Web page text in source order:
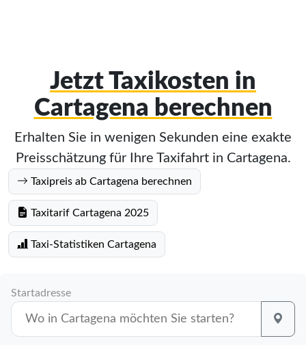
Jetzt Taxikosten in
Cartagena berechnen
Erhalten Sie in wenigen Sekunden eine exakte
Preisschätzung für Ihre Taxifahrt in Cartagena.
Taxipreis ab Cartagena berechnen
Taxitarif Cartagena 2025
Taxi-Statistiken Cartagena
Startadresse